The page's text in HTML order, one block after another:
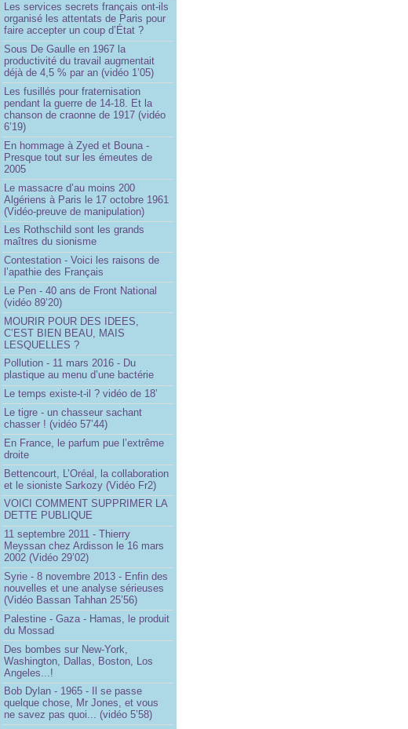
Les services secrets français ont-ils
organisé les attentats de Paris pour
faire accepter un coup d’État ?
Sous De Gaulle en 1967 la
productivité du travail augmentait
déjà de 4,5 % par an (vidéo 1’05)
Les fusillés pour fraternisation
pendant la guerre de 14-18. Et la
chanson de craonne de 1917 (vidéo
6’19)
En hommage à Zyed et Bouna -
Presque tout sur les émeutes de
2005
Le massacre d’au moins 200
Algériens à Paris le 17 octobre 1961
(Vidéo-preuve de manipulation)
Les Rothschild sont les grands
maîtres du sionisme
Contestation - Voici les raisons de
l’apathie des Français
Le Pen - 40 ans de Front National
(vidéo 89’20)
MOURIR POUR DES IDEES,
C’EST BIEN BEAU, MAIS
LESQUELLES ?
Pollution - 11 mars 2016 - Du
plastique au menu d’une bactérie
Le temps existe-t-il ? vidéo de 18’
Le tigre - un chasseur sachant
chasser ! (vidéo 57’44)
En France, le parfum pue l’extrême
droite
Bettencourt, L’Oréal, la collaboration
et le sioniste Sarkozy (Vidéo Fr2)
VOICI COMMENT SUPPRIMER LA
DETTE PUBLIQUE
11 septembre 2011 - Thierry
Meyssan chez Ardisson le 16 mars
2002 (Vidéo 29’02)
Syrie - 8 novembre 2013 - Enfin des
nouvelles et une analyse sérieuses
(Vidéo Bassan Tahhan 25’56)
Palestine - Gaza - Hamas, le produit
du Mossad
Des bombes sur New-York,
Washington, Dallas, Boston, Los
Angeles...!
Bob Dylan - 1965 - Il se passe
quelque chose, Mr Jones, et vous
ne savez pas quoi... (vidéo 5’58)